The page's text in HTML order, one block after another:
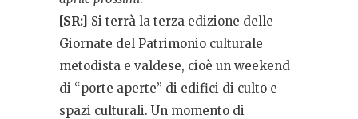
[SR:] Si terrà la terza edizione delle
Giornate del Patrimonio culturale
metodista e valdese, cioè un weekend
di “porte aperte” di edifici di culto e
spazi culturali. Un momento di